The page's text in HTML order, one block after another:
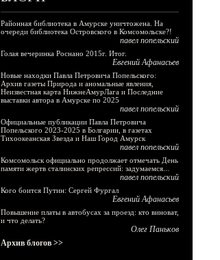
Районная библиотека в Амурске уничтожена. На
очереди библиотека Островского в Комсомольске?!
павел попельский
Голая вечеринка Роснано 2015г. Итог.
Евгений Афанасьев
Новые находки Павла Петровича Попельского:
Архив газеты Природа и аномальные явления,
Неизвестная карта НижнеАмурЛага и Последние
выставки автора в Амурске по 2025
павел попельский
Официальные публикации Павла Петровича
Попельского 2023-2025 в Болгарии, в газетах
Тихоокеанская Звезда и Наш Город Амурск
павел попельский
Комсомольск официально продолжает отмечать День
памяти жертв сталинских репрессий: задумаемся...
павел попельский
Кого боится Путин: Сергей Фургал
Евгений Афанасьев
Повышение платы в автобусах за проезд: кто виноват,
и что делать?
Олег Паньков
Архив блогов >>